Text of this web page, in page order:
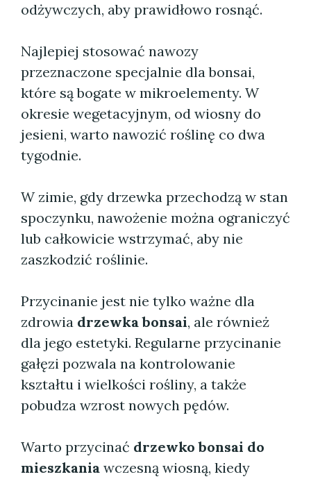
odżywczych, aby prawidłowo rosnąć.
Najlepiej stosować nawozy
przeznaczone specjalnie dla bonsai,
które są bogate w mikroelementy. W
okresie wegetacyjnym, od wiosny do
jesieni, warto nawozić roślinę co dwa
tygodnie.
W zimie, gdy drzewka przechodzą w stan
spoczynku, nawożenie można ograniczyć
lub całkowicie wstrzymać, aby nie
zaszkodzić roślinie.
Przycinanie jest nie tylko ważne dla
zdrowia drzewka bonsai, ale również
dla jego estetyki. Regularne przycinanie
gałęzi pozwala na kontrolowanie
kształtu i wielkości rośliny, a także
pobudza wzrost nowych pędów.
Warto przycinać drzewko bonsai do
mieszkania wczesną wiosną, kiedy